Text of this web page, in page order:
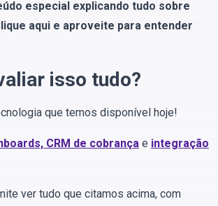
especial explicando tudo sobre
aqui e aproveite para entender
isso tudo?
que temos disponível hoje!
CRM de cobrança e integração
ver tudo que citamos acima, com